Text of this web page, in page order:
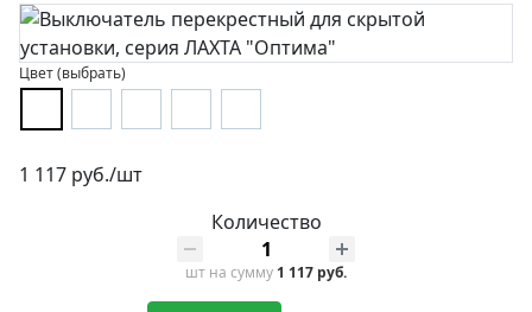
Цвет (выбрать)
1 117 руб./шт
Количество
шт на сумму 1 117 руб.